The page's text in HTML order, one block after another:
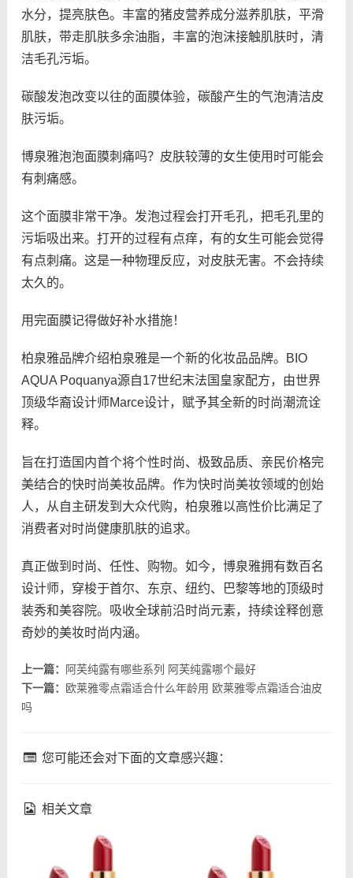
水分，提亮肤色。丰富的猪皮营养成分滋养肌肤，平滑
肌肤，带走肌肤多余油脂，丰富的泡沫接触肌肤时，清
洁毛孔污垢。
碳酸发泡改变以往的面膜体验，碳酸产生的气泡清洁皮
肤污垢。
博泉雅泡泡面膜刺痛吗？皮肤较薄的女生使用时可能会
有刺痛感。
这个面膜非常干净。发泡过程会打开毛孔，把毛孔里的
污垢吸出来。打开的过程有点痒，有的女生可能会觉得
有点刺痛。这是一种物理反应，对皮肤无害。不会持续
太久的。
用完面膜记得做好补水措施！
柏泉雅品牌介绍柏泉雅是一个新的化妆品品牌。BIO
AQUA Poquanya源自17世纪末法国皇家配方，由世界
顶级华裔设计师Marce设计，赋予其全新的时尚潮流诠
释。
旨在打造国内首个将个性时尚、极致品质、亲民价格完
美结合的快时尚美妆品牌。作为快时尚美妆领域的创始
人，从自主研发到大众代购，柏泉雅以高性价比满足了
消费者对时尚健康肌肤的追求。
真正做到时尚、任性、购物。如今，博泉雅拥有数百名
设计师，穿梭于首尔、东京、纽约、巴黎等地的顶级时
装秀和美容院。吸收全球前沿时尚元素，持续诠释创意
奇妙的美妆时尚内涵。
上一篇：
阿芙纯露有哪些系列 阿芙纯露哪个最好
下一篇：
欧莱雅零点霜适合什么年龄用 欧莱雅零点霜适合油皮
吗
您可能还会对下面的文章感兴趣：
相关文章
fresh馥蕾诗修女面霜成分
理肤泉k乳真的能祛痘吗 理